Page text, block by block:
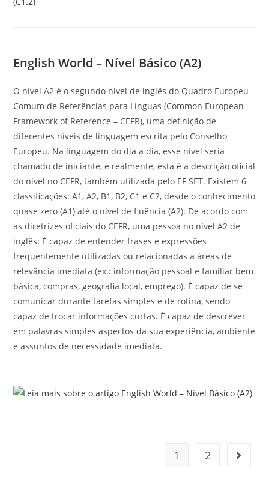
English World – Nível Básico (A2)
O nível A2 é o segundo nível de inglês do Quadro Europeu
Comum de Referências para Línguas (Common European
Framework of Reference – CEFR), uma definição de
diferentes níveis de linguagem escrita pelo Conselho
Europeu. Na linguagem do dia a dia, esse nível seria
chamado de iniciante, e realmente, esta é a descrição oficial
do nível no CEFR, também utilizada pelo EF SET. Existem 6
classificações: A1, A2, B1, B2, C1 e C2, desde o conhecimento
quase zero (A1) até o nível de fluência (A2). De acordo com
as diretrizes oficiais do CEFR, uma pessoa no nível A2 de
inglês: É capaz de entender frases e expressões
frequentemente utilizadas ou relacionadas a áreas de
relevância imediata (ex.: informação pessoal e familiar bem
básica, compras, geografia local, emprego). É capaz de se
comunicar durante tarefas simples e de rotina, sendo
capaz de trocar informações curtas. É capaz de descrever
em palavras simples aspectos da sua experiência, ambiente
e assuntos de necessidade imediata.
1 2